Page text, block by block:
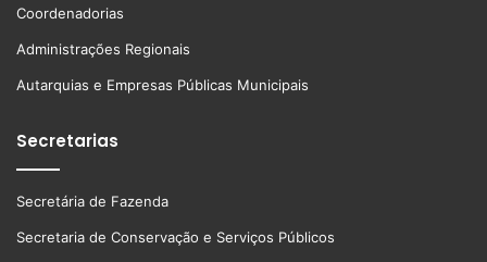
Coordenadorias
Administrações Regionais
Autarquias e Empresas Públicas Municipais
Secretarias
Secretária de Fazenda
Secretaria de Conservação e Serviços Públicos